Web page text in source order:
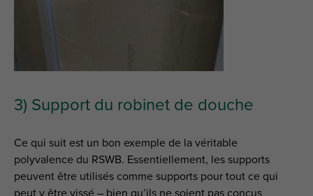
3) Support du robinet de douche
Ce qui suit est un bon exemple de la véritable
polyvalence du RSWB. Essentiellement, les supports
peuvent être utilisés comme supports pour tout ce qui
peut y être vissé – bien qu’ils ne soient pas conçus